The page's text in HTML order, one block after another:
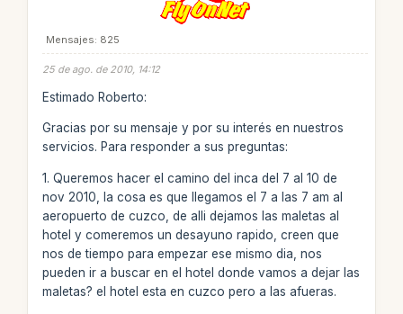
Mensajes: 825
25 de ago. de 2010, 14:12
Estimado Roberto:
Gracias por su mensaje y por su interés en nuestros
servicios. Para responder a sus preguntas:
1. Queremos hacer el camino del inca del 7 al 10 de
nov 2010, la cosa es que llegamos el 7 a las 7 am al
aeropuerto de cuzco, de alli dejamos las maletas al
hotel y comeremos un desayuno rapido, creen que
nos de tiempo para empezar ese mismo dia, nos
pueden ir a buscar en el hotel donde vamos a dejar las
maletas? el hotel esta en cuzco pero a las afueras.